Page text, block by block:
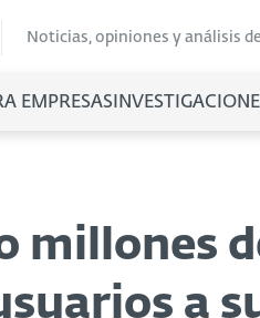
Noticias, opiniones y análisis
EMPRESAS
millones
a